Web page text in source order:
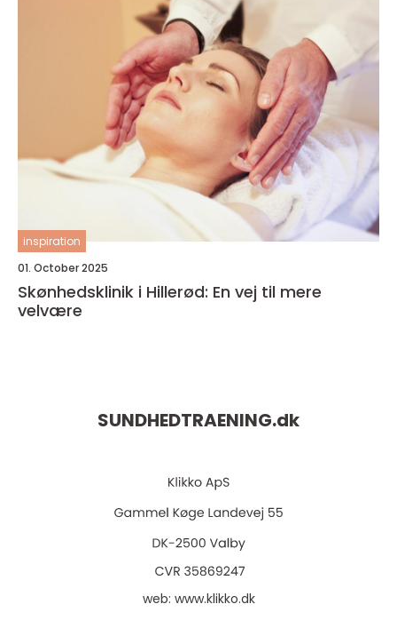
inspiration
01. October 2025
Skønhedsklinik i Hillerød: En vej til mere
velvære
SUNDHEDTRAENING.dk
web: www.klikko.dk